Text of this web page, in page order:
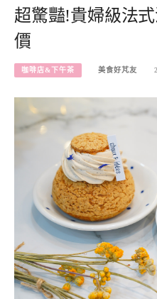
超驚豔!貴婦級法
價
咖啡店&下午茶 美食好芃友